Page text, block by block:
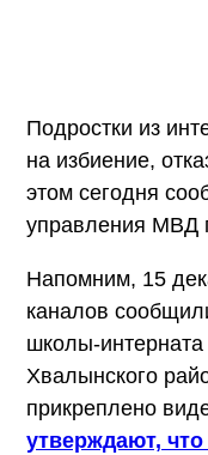
Подростки из
на избиение,
этом сегодня
управления МВД
Напомним, 15
каналов
школы-интерната
Хвалынского
прикреплено
утверждают,